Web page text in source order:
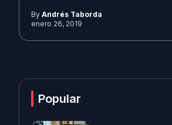
By Andrés Taborda
enero 26, 2019
Popular